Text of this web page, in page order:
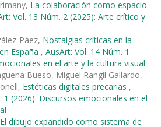
La colaboración como espacio
Vol. 13 Núm. 2 (2025): Arte crítico y
Páez, Nostalgias críticas en la
España , AusArt: Vol. 14 Núm. 1
en el arte y la cultura visual
Bueso, Miguel Rangil Gallardo,
Estéticas digitales precarias ,
1 (2026): Discursos emocionales en el
El dibujo expandido como sistema de